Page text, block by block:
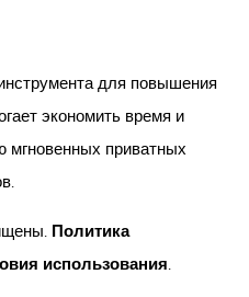
для повышения
экономить время и
приватных
Политика
использования